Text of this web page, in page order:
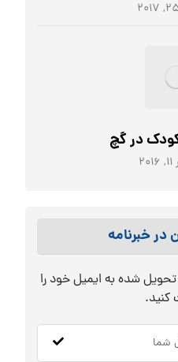
در گچ
خبرنامه
شده به ایمیل خود را
کنید.